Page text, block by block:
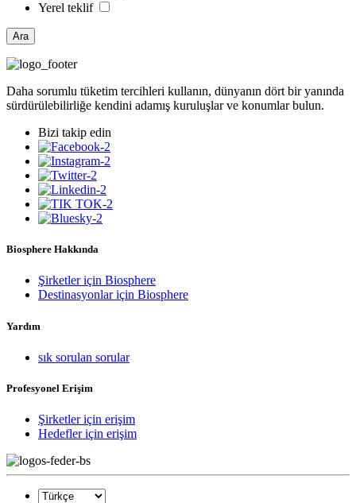
Yerel teklif
Ara
Daha sorumlu tüketim tercihleri kullanın, dünyanın dört bir yanında
sürdürülebilirliğe kendini adamış kuruluşlar ve konumlar bulun.
Bizi takip edin
Biosphere Hakkında
Şirketler için Biosphere
Destinasyonlar için Biosphere
Yardım
sık sorulan sorular
Profesyonel Erişim
Şirketler için erişim
Hedefler için erişim